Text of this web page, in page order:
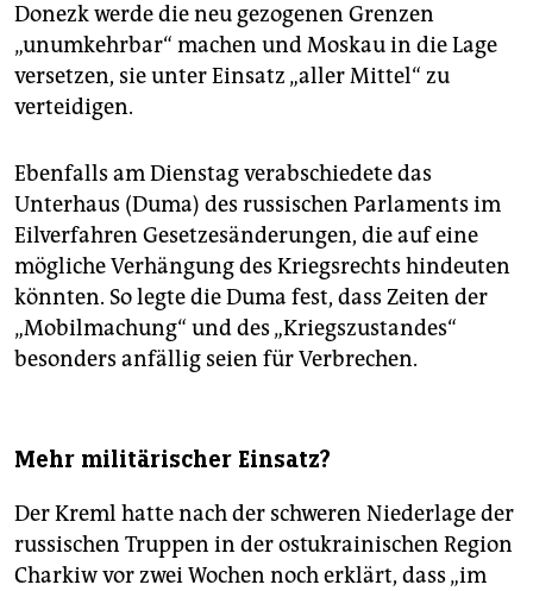
Donezk werde die neu gezogenen Grenzen
„unumkehrbar“ machen und Moskau in die Lage
versetzen, sie unter Einsatz „aller Mittel“ zu
verteidigen.
Ebenfalls am Dienstag verabschiedete das
Unterhaus (Duma) des russischen Parlaments im
Eilverfahren Gesetzesänderungen, die auf eine
mögliche Verhängung des Kriegsrechts hindeuten
könnten. So legte die Duma fest, dass Zeiten der
„Mobilmachung“ und des „Kriegszustandes“
besonders anfällig seien für Verbrechen.
Mehr militärischer Einsatz?
Der Kreml hatte nach der schweren Niederlage der
russischen Truppen in der ostukrainischen Region
Charkiw vor zwei Wochen noch erklärt, dass „im